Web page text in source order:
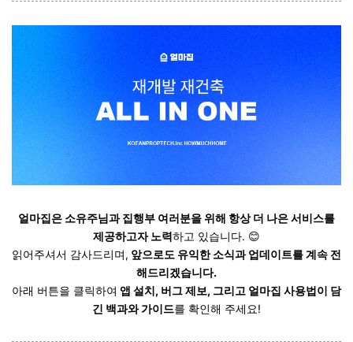
얼마집은 소유주님과 집행부 여러분을 위해 항상 더 나은 서비스를
제공하고자 노력하고 있습니다. 😊
읽어주셔서 감사드리며, 앞으로도 유익한 소식과 업데이트를 계속 전
해드리겠습니다.
아래 버튼을 클릭하여 앱 설치, 버그 제보, 그리고 얼마집 사용법이 담
긴 백과와 가이드를 확인해 주세요!